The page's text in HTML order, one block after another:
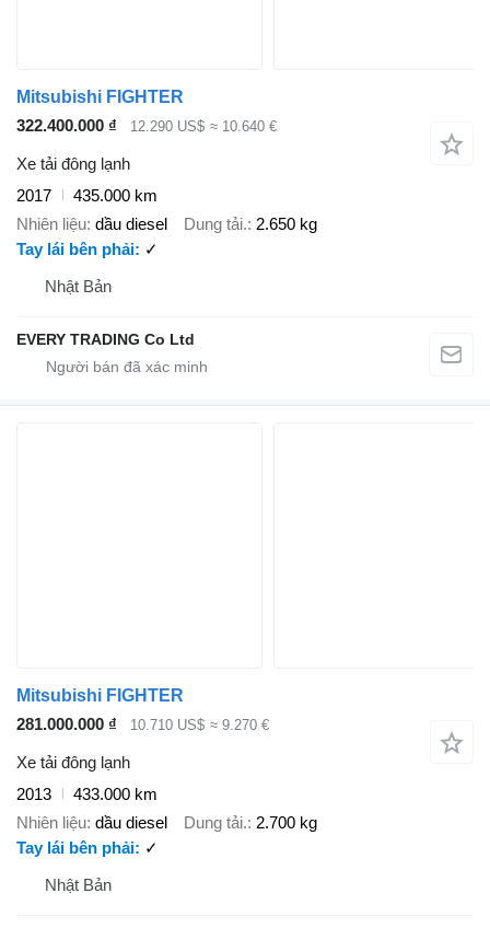
Mitsubishi FIGHTER
322.400.000 ₫
12.290 US$ ≈ 10.640 €
Xe tải đông lạnh
2017
435.000 km
Nhiên liệu dầu diesel Dung tải. 2.650 kg
Tay lái bên phải
✓
Nhật Bản
EVERY TRADING Co Ltd
Mitsubishi FIGHTER
281.000.000 ₫
10.710 US$ ≈ 9.270 €
Xe tải đông lạnh
2013
433.000 km
Nhiên liệu dầu diesel Dung tải. 2.700 kg
Tay lái bên phải
✓
Nhật Bản